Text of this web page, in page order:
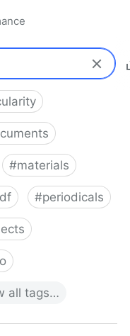
#materials
#periodicals
all tags…